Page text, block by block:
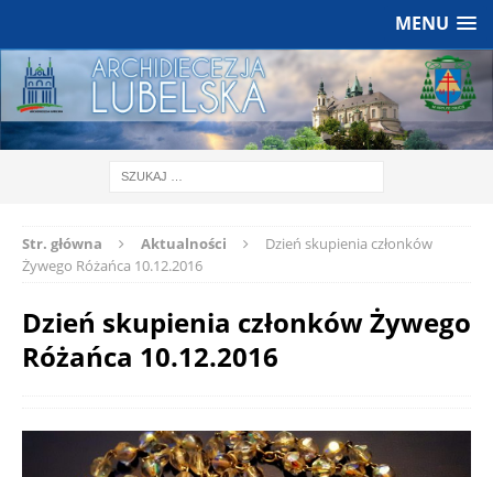
MENU
Str. główna Aktualności
Dzień skupienia członków
Żywego Różańca 10.12.2016
Dzień skupienia członków Żywego
Różańca 10.12.2016